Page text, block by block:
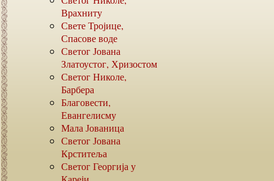
Врахниту
Свете Тројице,
Спасове воде
Светог Јована
Златоустог, Хризостом
Светог Николе,
Барбера
Благовести,
Евангелисму
Мала Јованица
Светог Јована
Крститеља
Светог Георгија у